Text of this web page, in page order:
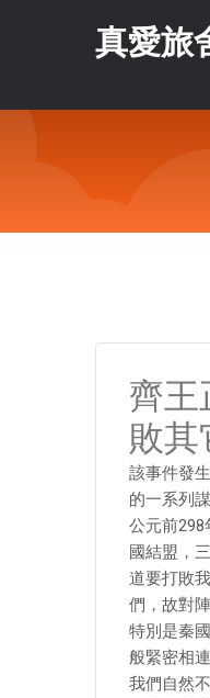
真愛旅
齊
敗其
該事件發
的一系列
公元前
國結盟，
道要打敗
們，故對
特別是秦
般緊密相
我們自然不